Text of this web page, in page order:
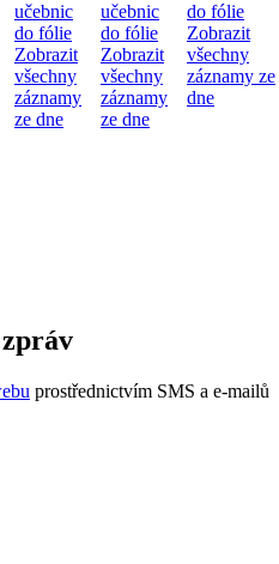
učebnic
do fólie
Zobrazit
všechny
záznamy
ze dne
učebnic
do fólie
Zobrazit
všechny
záznamy
ze dne
do fólie
Zobrazit
všechny
záznamy ze
dne
prostřednictvím SMS a e-mailů